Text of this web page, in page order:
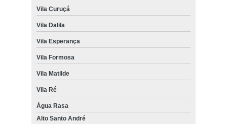
Vila Curuçá
Vila Dalila
Vila Esperança
Vila Formosa
Vila Matilde
Vila Ré
Água Rasa
Alto Santo André